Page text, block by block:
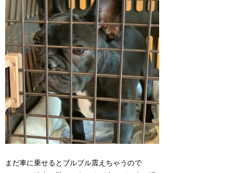
まだ車に乗せるとブルブル震えちゃうので